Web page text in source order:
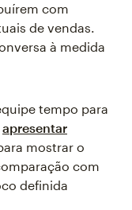
com
de vendas.
à medida
tempo para
apresentar
mostrar o
com
definida